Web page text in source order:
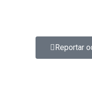
Reportar